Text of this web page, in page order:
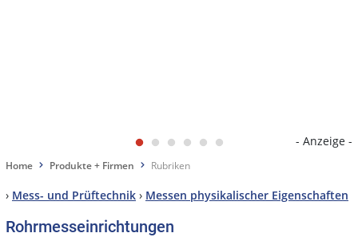
- Anzeige -
Home Produkte + Firmen Rubriken
› Mess- und Prüftechnik › Messen physikalischer Eigenschaften
Rohrmesseinrichtungen